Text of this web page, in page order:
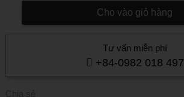
Cho vào giỏ hàng
Tư vấn miễn phí
+84-0982 018 497